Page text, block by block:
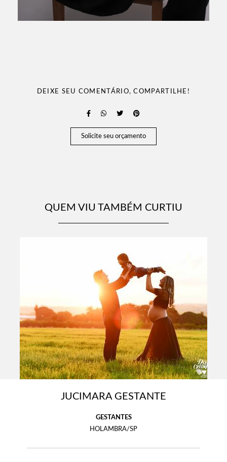
DEIXE SEU COMENTÁRIO, COMPARTILHE!
Solicite seu orçamento
QUEM VIU TAMBÉM CURTIU
JUCIMARA GESTANTE
GESTANTES
HOLAMBRA/SP